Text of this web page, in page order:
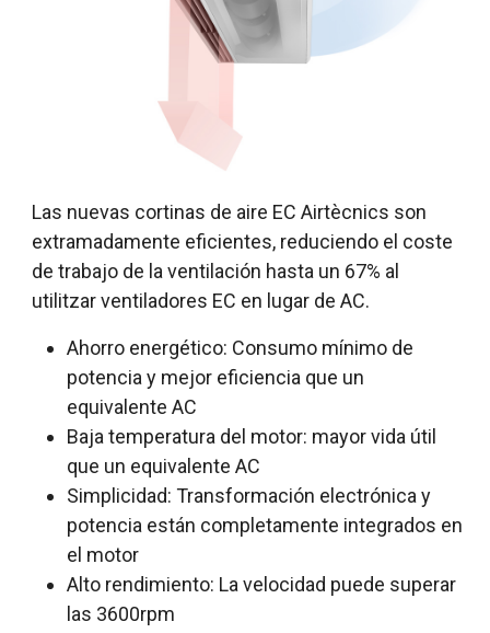
Las nuevas cortinas de aire EC Airtècnics son
extramadamente eficientes, reduciendo el coste
de trabajo de la ventilación hasta un 67% al
utilitzar ventiladores EC en lugar de AC.
Ahorro energético: Consumo mínimo de
potencia y mejor eficiencia que un
equivalente AC
Baja temperatura del motor: mayor vida útil
que un equivalente AC
Simplicidad: Transformación electrónica y
potencia están completamente integrados en
el motor
Alto rendimiento: La velocidad puede superar
las 3600rpm